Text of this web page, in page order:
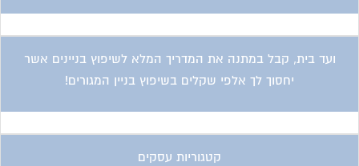
ועד בית, קבל במתנה את המדריך המלא לשיפוץ בניינים אשר
יחסוך לך אלפי שקלים בשיפוץ בניין המגורים!
קטגוריות עסקים